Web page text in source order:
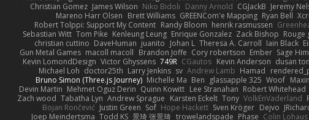
Christian Gomez James Wilson Niko Bidoli Danny Arnold CGJackB Jeremy
Mareno Harr Olsen Brett Williams GREENCom'e Mapping Ryan Bell
Robert Tolppi: Support My Content Randy Bloom henrik rasmussen
Sebastian Witt Tom Pike Kenleung Leung Enrique Gonzalez Zack Bishop Rouge
christian cuttino DaveHuman juanito Johan L Theresa A. Carroll Iain Black
Gun Metal Games macoll macoll Brandon Joffe Cory robertson Ember Sage
Kevin LomondDesign Victor Ghyssens 749R CGautos Kevin Anderson dusan
Michael Loh doctor25th Larry Jenkins sv Andrew Lamb Hamad
Bruno Simon (Three.js Journey) Michelle Ma Ben glassapple 325 Woof
Devin Martin Mehmet Oguz Derin Quinn Kowitt Lee Stranahan Robert Whitehead
Zach wood Tabatha Lyn Andrew Sprague Karsten Eckelt Tony VolkEnVaderland
Bojan Rončević Justin Green Sof Hope Hackett Sven Kröger Dejvo
Joep Meindertsma Todd KS 景琦 张景琦 trowelandspade Phase Colin Lohaus